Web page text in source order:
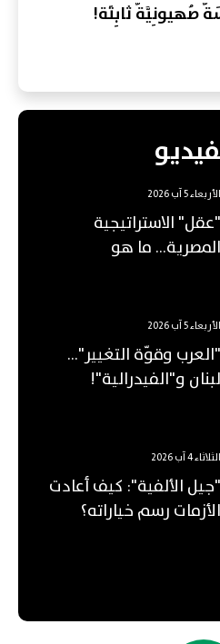
صُهيونِيَّةٌ ثابِتَة!
الأربعاء 5 آب 2026
"عقل" الاستراتيجية
المصرية... ما هو
الأربعاء 5 آب 2026
"العرب وقوّة التغيير"...
لبنان و"الفيدرالية"!
الثلاثاء 4 آب 2026
"جيل الألفية": كيف أعادت
الأزمات رسم خياراته؟